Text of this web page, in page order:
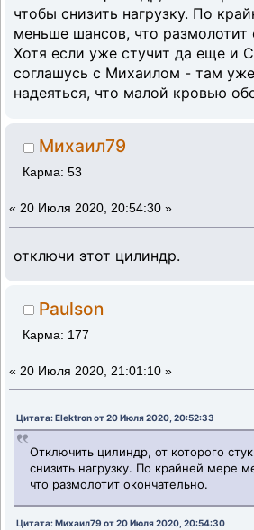
чтобы снизить нагрузку. По
меньше шансов, что размолотит
Хотя если уже стучит да еще и
соглашусь с Михаилом - там
надеяться, что малой кровью
Михаил79
Карма: 53
« 20 Июля 2020, 20:54:30 »
отключи этот цилиндр.
Paulson
Карма: 177
« 20 Июля 2020, 21:01:10 »
Цитата: Elektron от 20 Июля 2020, 20:52:33
Отключить цилиндр, от которого
снизить нагрузку. По крайней мере
что размолотит окончательно.
Цитата: Михаил79 от 20 Июля 2020, 20:54:30